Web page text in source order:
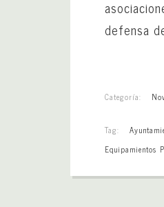
defensa
Categoría:
Tag:
Equipamientos